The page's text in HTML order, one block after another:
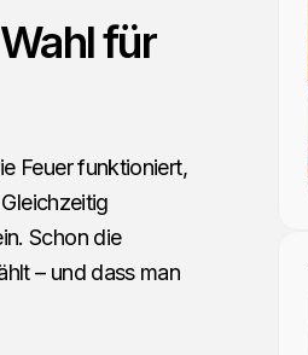
für
Feuer funktioniert,
Schon die
– und dass man